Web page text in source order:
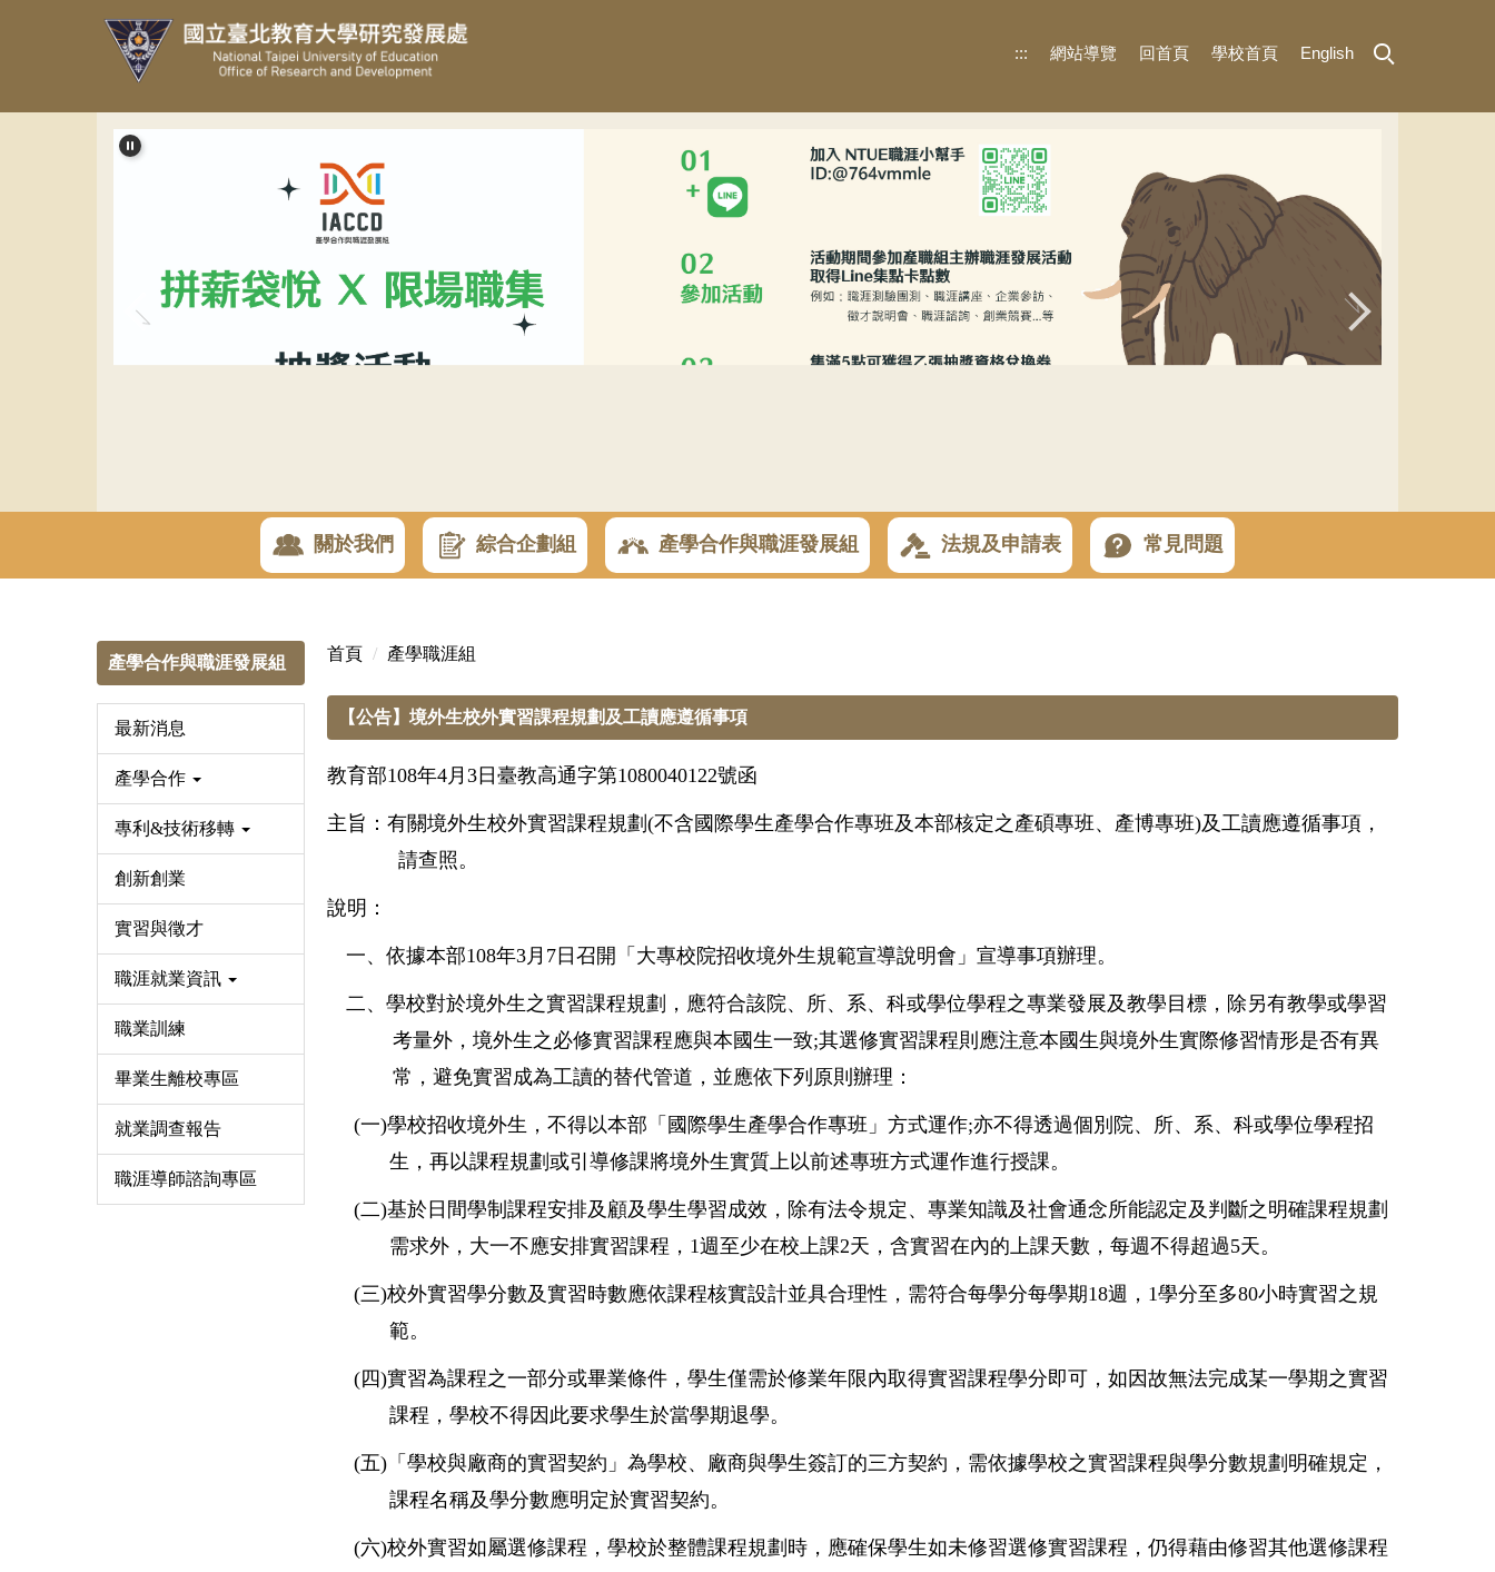
::: 網站導覽 回首頁 學校首頁 English
關於我們 綜合企劃組 產學合作與職涯發展組 法規及申請表 常見問題
產學合作與職涯發展組
最新消息
產學合作
專利&技術移轉
創新創業
實習與徵才
職涯就業資訊
職業訓練
畢業生離校專區
就業調查報告
職涯導師諮詢專區
首頁 產學職涯組
【公告】境外生校外實習課程規劃及工讀應遵循事項
教育部108年4月3日臺教高通字第1080040122號函
主旨：有關境外生校外實習課程規劃(不含國際學生產學合作專班及本部核定之產碩專班、產博專班)及工讀應遵循事項，
請查照。
說明：
一、依據本部108年3月7日召開「大專校院招收境外生規範宣導說明會」宣導事項辦理。
二、學校對於境外生之實習課程規劃，應符合該院、所、系、科或學位學程之專業發展及教學目標，除另有教學或學習
考量外，境外生之必修實習課程應與本國生一致;其選修實習課程則應注意本國生與境外生實際修習情形是否有異
常，避免實習成為工讀的替代管道，並應依下列原則辦理：
(一)學校招收境外生，不得以本部「國際學生產學合作專班」方式運作;亦不得透過個別院、所、系、科或學位學程招
生，再以課程規劃或引導修課將境外生實質上以前述專班方式運作進行授課。
(二)基於日間學制課程安排及顧及學生學習成效，除有法令規定、專業知識及社會通念所能認定及判斷之明確課程規劃
需求外，大一不應安排實習課程，1週至少在校上課2天，含實習在內的上課天數，每週不得超過5天。
(三)校外實習學分數及實習時數應依課程核實設計並具合理性，需符合每學分每學期18週，1學分至多80小時實習之規
範。
(四)實習為課程之一部分或畢業條件，學生僅需於修業年限內取得實習課程學分即可，如因故無法完成某一學期之實習
課程，學校不得因此要求學生於當學期退學。
(五)「學校與廠商的實習契約」為學校、廠商與學生簽訂的三方契約，需依據學校之實習課程與學分數規劃明確規定，
課程名稱及學分數應明定於實習契約。
(六)校外實習如屬選修課程，學校於整體課程規劃時，應確保學生如未修習選修實習課程，仍得藉由修習其他選修課程